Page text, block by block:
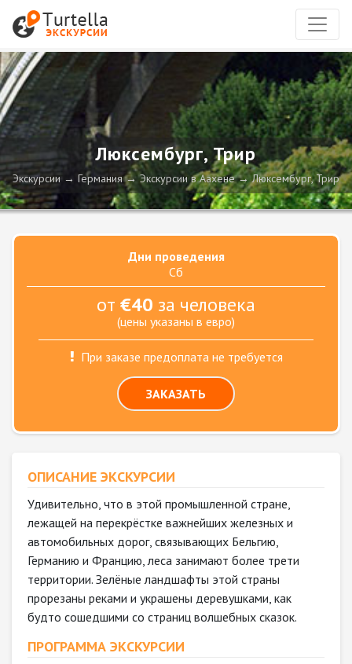
Люксембург, Трир
Экскурсии Германия Экскурсии в Аахене Люксембург, Трир
Дни проведения
Сб
от €40 за человека
(цены указаны в евро)
При заказе предоплата не требуется
ЗАКАЗАТЬ
ОПИСАНИЕ ЭКСКУРСИИ
Удивительно, что в этой промышленной стране,
лежащей на перекрёстке важнейших железных и
автомобильных дорог, связывающих Бельгию,
Германию и Францию, леса занимают более трети
территории. Зелёные ландшафты этой страны
прорезаны реками и украшены деревушками, как
будто сошедшими со страниц волшебных сказок.
ПРОГРАММА ЭКСКУРСИИ